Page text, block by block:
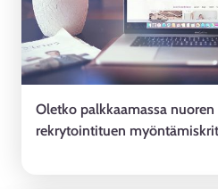
Oletko palkkaamassa
rekrytointituen